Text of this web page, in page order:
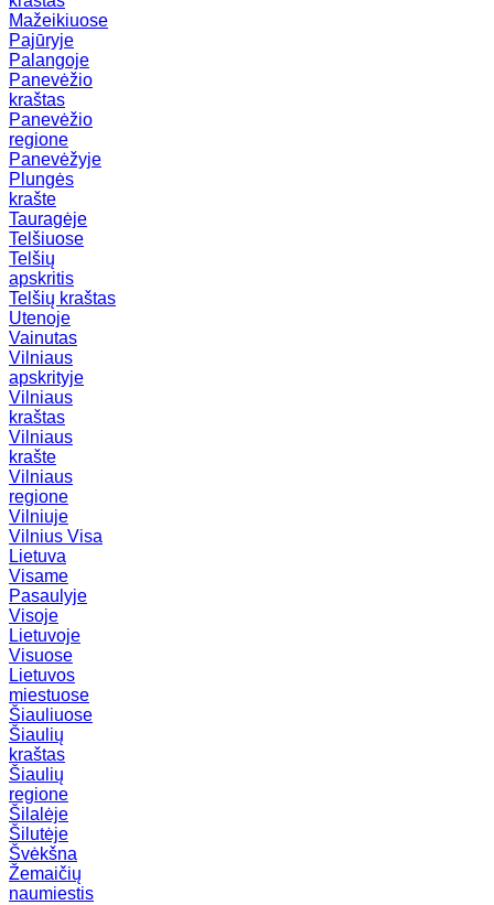
Mažeikiuose
Pajūryje
Palangoje
Panevėžio
kraštas
Panevėžio
regione
Panevėžyje
Plungės
krašte
Tauragėje
Telšiuose
Telšių
apskritis
Telšių kraštas
Utenoje
Vainutas
Vilniaus
apskrityje
Vilniaus
kraštas
Vilniaus
krašte
Vilniaus
regione
Vilniuje
Vilnius Visa
Lietuva
Visame
Pasaulyje
Visoje
Lietuvoje
Visuose
Lietuvos
miestuose
Šiauliuose
Šiaulių
kraštas
Šiaulių
regione
Šilalėje
Šilutėje
Švėkšna
Žemaičių
naumiestis